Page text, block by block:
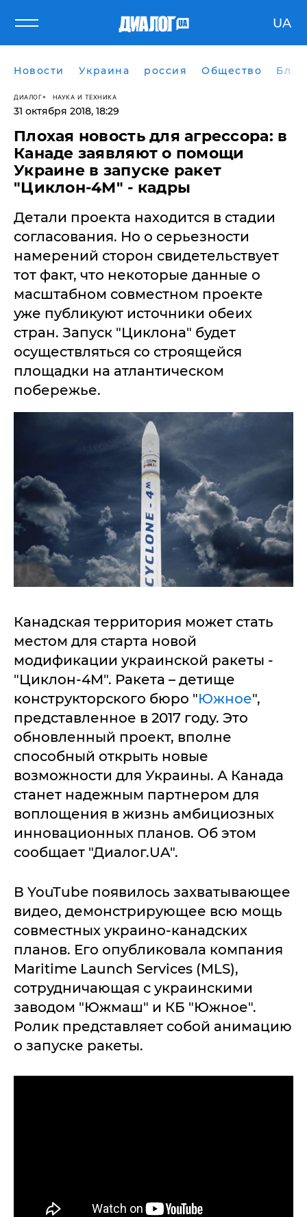
UA
Новости Украина россия Общество
ДИАЛОГ НАУКА И ТЕХНИКА
31 октября 2018, 18:29
Плохая новость для агрессора: в
Канаде заявляют о помощи
Украине в запуске ракет
"Циклон-4М" - кадры
Детали проекта находится в стадии
согласования. Но о серьезности
намерений сторон свидетельствует
тот факт, что некоторые данные о
масштабном совместном проекте
уже публикуют источники обеих
стран. Запуск "Циклона" будет
осуществляться со строящейся
площадки на атлантическом
побережье.
Канадская территория может стать
местом для старта новой
модификации украинской ракеты -
"Циклон-4М". Ракета – детище
конструкторского бюро "Южное",
представленное в 2017 году. Это
обновленный проект, вполне
способный открыть новые
возможности для Украины. А Канада
станет надежным партнером для
воплощения в жизнь амбициозных
инновационных планов. Об этом
сообщает "Диалог.UA".
В YouTube появилось захватывающее
видео, демонстрирующее всю мощь
совместных украино-канадских
планов. Его опубликовала компания
Maritime Launch Services (MLS),
сотрудничающая с украинскими
заводом "Южмаш" и КБ "Южное".
Ролик представляет собой анимацию
о запуске ракеты.